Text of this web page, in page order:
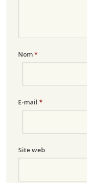
Nom*
E-mail *
Site web